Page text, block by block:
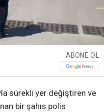
ABONE OL
sürekli yer değiştiren ve
bir şahıs polis